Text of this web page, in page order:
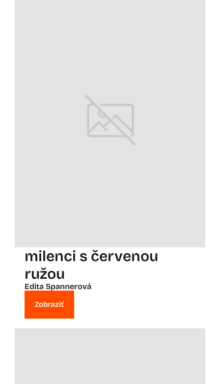
milenci s červenou
ružou
Edita Spannerová
Zobraziť